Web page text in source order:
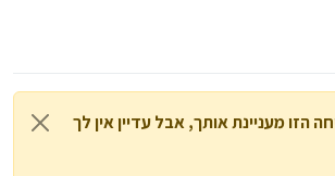
הזו מעניינת אותך, אבל עדיין אין לך